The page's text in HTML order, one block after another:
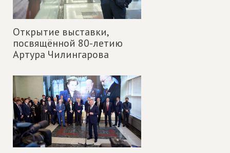
Открытие выставки,
посвящённой 80-летию
Артура Чилингарова